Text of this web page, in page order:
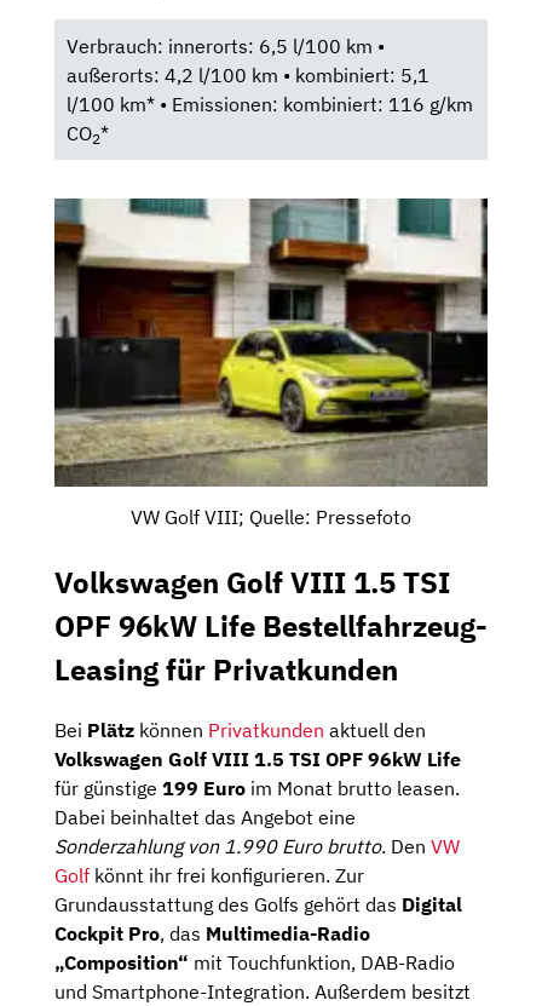
Verbrauch: innerorts: 6,5 l/100 km •
außerorts: 4,2 l/100 km • kombiniert: 5,1
l/100 km* • Emissionen: kombiniert: 116 g/km
CO2*
VW Golf VIII; Quelle: Pressefoto
Volkswagen Golf VIII 1.5 TSI
OPF 96kW Life Bestellfahrzeug-
Leasing für Privatkunden
Bei Plätz können Privatkunden aktuell den
Volkswagen Golf VIII 1.5 TSI OPF 96kW Life
für günstige 199 Euro im Monat brutto leasen.
Dabei beinhaltet das Angebot eine
Sonderzahlung von 1.990 Euro brutto. Den VW
Golf könnt ihr frei konfigurieren. Zur
Grundausstattung des Golfs gehört das Digital
Cockpit Pro, das Multimedia-Radio
„Composition“ mit Touchfunktion, DAB-Radio
und Smartphone-Integration. Außerdem besitzt